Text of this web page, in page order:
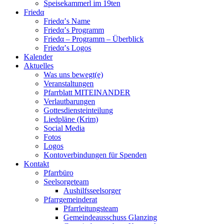
Speisekammerl im 19ten
Friedα
Friedα’s Name
Friedα’s Programm
Friedα – Programm – Überblick
Friedα’s Logos
Kalender
Aktuelles
Was uns bewegt(e)
Veranstaltungen
Pfarrblatt MITEINANDER
Verlautbarungen
Gottesdiensteinteilung
Liedpläne (Krim)
Social Media
Fotos
Logos
Kontoverbindungen für Spenden
Kontakt
Pfarrbüro
Seelsorgeteam
Aushilfsseelsorger
Pfarrgemeinderat
Pfarrleitungsteam
Gemeindeausschuss Glanzing